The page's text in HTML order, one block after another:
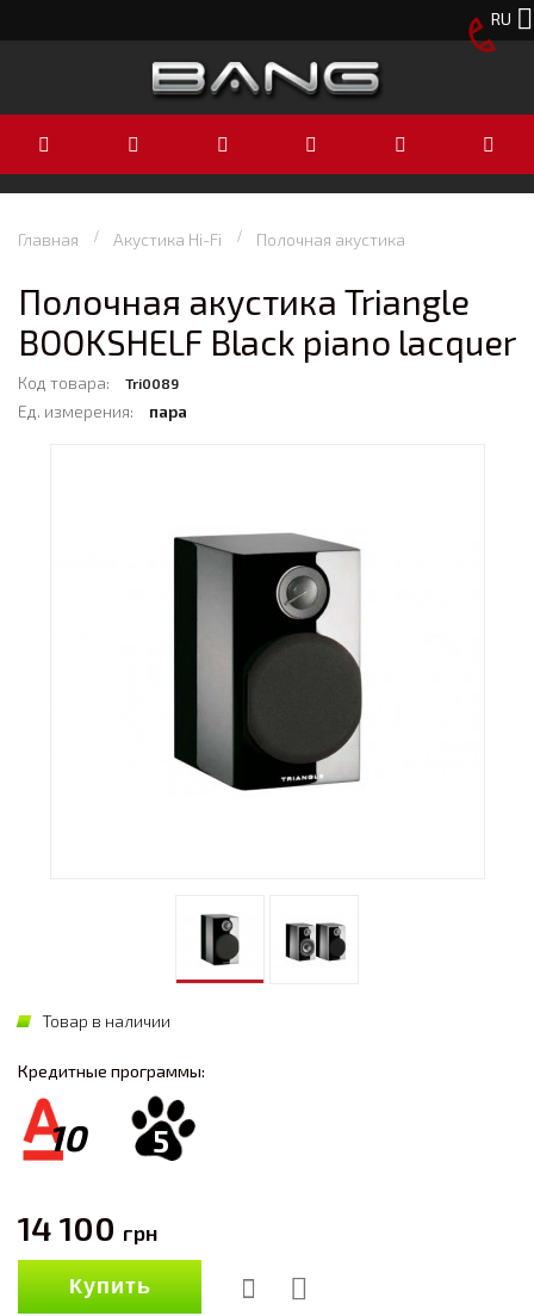
RU
Главная Акустика Hi-Fi Полочная акустика
Полочная акустика Triangle
BOOKSHELF Black piano lacquer
Код товара: Tri0089
Ед. измерения: пара
Товар в наличии
Кредитные программы:
10 5
14 100 грн
Купить